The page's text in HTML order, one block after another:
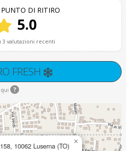
DI RITIRO
5.0
3 valutazioni recenti
FRESH
qui
10062 Luserna (TO) ×